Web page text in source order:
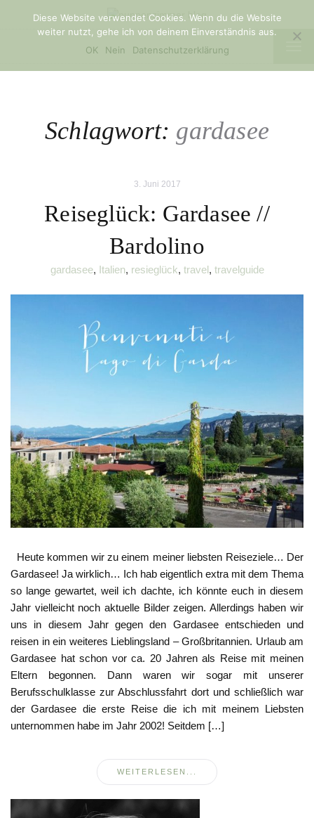
Schlagwort: gardasee
3. Juni 2017
Reiseglück: Gardasee //
Bardolino
gardasee, Italien, resieglück, travel, travelguide
Heute kommen wir zu einem meiner liebsten Reiseziele… Der
Gardasee! Ja wirklich… Ich hab eigentlich extra mit dem Thema
so lange gewartet, weil ich dachte, ich könnte euch in diesem
Jahr vielleicht noch aktuelle Bilder zeigen. Allerdings haben wir
uns in diesem Jahr gegen den Gardasee entschieden und
reisen in ein weiteres Lieblingsland – Großbritannien. Urlaub am
Gardasee hat schon vor ca. 20 Jahren als Reise mit meinen
Eltern begonnen. Dann waren wir sogar mit unserer
Berufsschulklasse zur Abschlussfahrt dort und schließlich war
der Gardasee die erste Reise die ich mit meinem Liebsten
unternommen habe im Jahr 2002! Seitdem […]
WEITERLESEN...
Diese Website verwendet Cookies. Wenn du die Website
weiter nutzt, gehe ich von deinem Einverständnis aus.
OK
Nein Datenschutzerklärung